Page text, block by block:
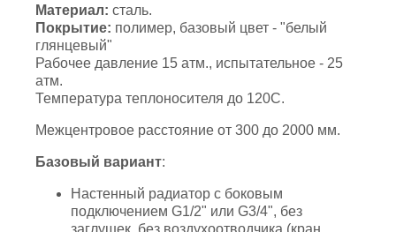
Материал: сталь.
Покрытие: полимер, базовый цвет - "белый
глянцевый"
Рабочее давление 15 атм., испытательное - 25
атм.
Температура теплоносителя до 120С.
Межцентровое расстояние от 300 до 2000 мм.
Базовый вариант:
Настенный радиатор с боковым
подключением G1/2" или G3/4", без